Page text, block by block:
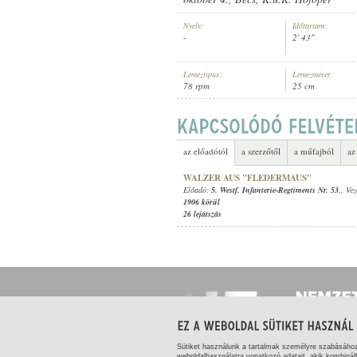
ELŐADÓ: 5. WESTF. INFANTERIE-
Nyelv:
-
Időtartam:
2' 43"
Lemeztípus:
78 rpm
Lemezméret:
25 cm
az előadótól a szerzőtől a műfajból
WALZER AUS "FLEDERMAUS"
Előadó: 5. Westf. Infanterie-Regtiments Nr. 53.,
1906 körül
26 lejátszás
Sütiket használunk a tartalmak személyre